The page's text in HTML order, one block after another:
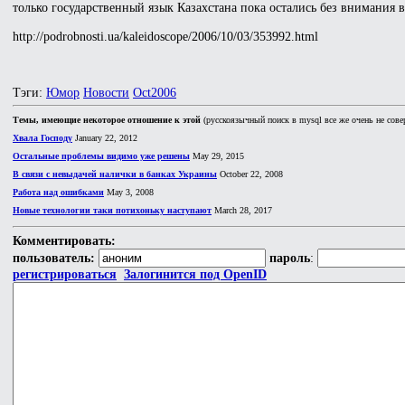
только государственный язык Казахстана пока остались без внимания
http://podrobnosti.ua/kaleidoscope/2006/10/03/353992.html
Тэги: Юмор Новости Oct2006
Темы, имеющие некоторое отношение к этой (русскоязычный поиск в mysql все же очень не
Хвала Господу January 22, 2012
Остальные проблемы видимо уже решены May 29, 2015
В связи с невыдачей налички в банках Украины October 22, 2008
Работа над ошибками May 3, 2008
Новые технологии таки потихоньку наступают March 28, 2017
Комментировать:
пользователь:
пароль:
регистрироваться Залогинится под OpenID